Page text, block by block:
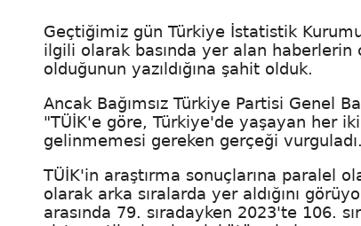
Geçtiğimiz gün Türkiye İstatistik
ilgili olarak basında yer alan
olduğunun yazıldığına şahit olduk.
Ancak Bağımsız Türkiye Partisi Genel
"TÜİK'e göre, Türkiye'de yaşayan her
gelinmemesi gereken gerçeği vurguladı.
TÜİK'in araştırma sonuçlarına paralel
olarak arka sıralarda yer aldığını
arasında 79. sıradayken 2023'te 106.